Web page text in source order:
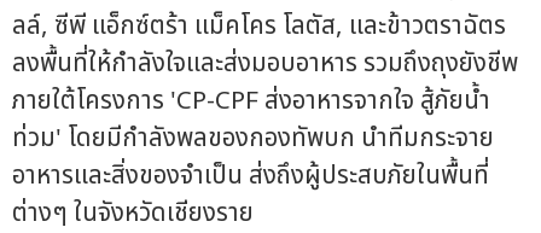
ลล์, ซีพี แอ็กซ์ตร้า แม็คโคร โลตัส, และข้าวตราฉัตร
ลงพื้นที่ให้กำลังใจและส่งมอบอาหาร รวมถึงถุงยังชีพ
ภายใต้โครงการ 'CP-CPF ส่งอาหารจากใจ สู้ภัยน้ำ
ท่วม' โดยมีกำลังพลของกองทัพบก นำทีมกระจาย
อาหารและสิ่งของจำเป็น ส่งถึงผู้ประสบภัยในพื้นที่
ต่างๆ ในจังหวัดเชียงราย